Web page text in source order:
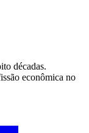
décadas.
econômica no